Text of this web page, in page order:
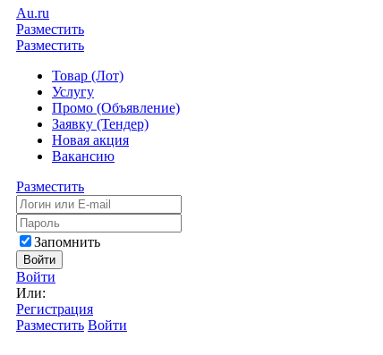
Au.ru
Разместить
Разместить
Товар (Лот)
Услугу
Промо (Объявление)
Заявку (Тендер)
Новая акция
Вакансию
Разместить
Запомнить
Войти
Войти
Или:
Регистрация
Разместить Войти